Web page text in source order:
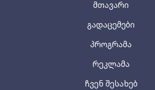
მთავარი
გადაცემები
პროგრამა
რეკლამა
ჩვენ შესახებ